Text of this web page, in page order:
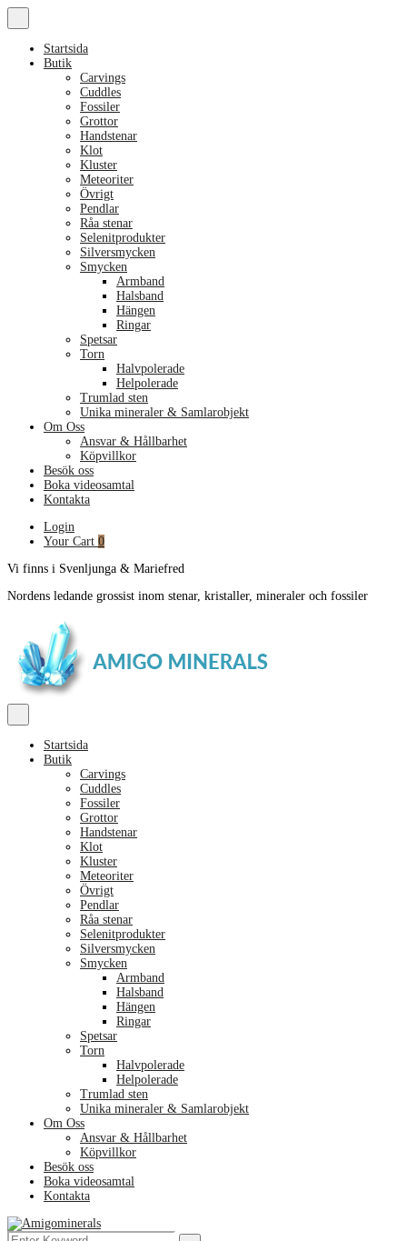
Startsida
Butik
Carvings
Cuddles
Fossiler
Grottor
Handstenar
Klot
Kluster
Meteoriter
Övrigt
Pendlar
Råa stenar
Selenitprodukter
Silversmycken
Smycken
Armband
Halsband
Hängen
Ringar
Spetsar
Torn
Halvpolerade
Helpolerade
Trumlad sten
Unika mineraler & Samlarobjekt
Om Oss
Ansvar & Hållbarhet
Köpvillkor
Besök oss
Boka videosamtal
Kontakta
Login
Your Cart 0
Vi finns i Svenljunga & Mariefred
Nordens ledande grossist inom stenar, kristaller, mineraler och fossiler
Startsida
Butik
Carvings
Cuddles
Fossiler
Grottor
Handstenar
Klot
Kluster
Meteoriter
Övrigt
Pendlar
Råa stenar
Selenitprodukter
Silversmycken
Smycken
Armband
Halsband
Hängen
Ringar
Spetsar
Torn
Halvpolerade
Helpolerade
Trumlad sten
Unika mineraler & Samlarobjekt
Om Oss
Ansvar & Hållbarhet
Köpvillkor
Besök oss
Boka videosamtal
Kontakta
Menu
Search